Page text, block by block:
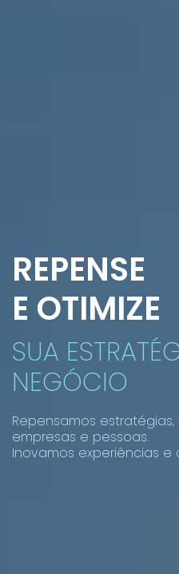
REPENSE
E OTIMIZE
SUA
NEGÓCIO
Repensamos
empresas e pessoas.
Inovamos experiências e